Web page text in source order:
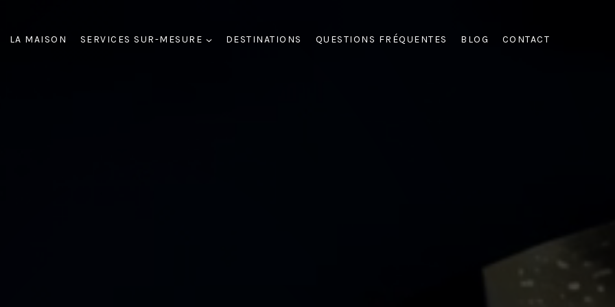
LA MAISON SERVICES SUR-MESURE DESTINATIONS QUESTIONS FRÉQUENTES BLOG CONTACT